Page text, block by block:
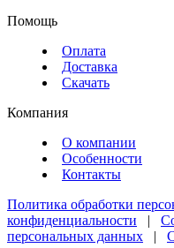
Помощь
Оплата
Доставка
Скачать
Компания
О компании
Особенности
Контакты
Политика обработки
конфиденциальности |
персональных данных |